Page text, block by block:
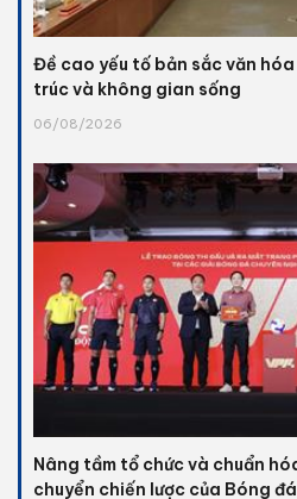
Đề cao yếu tố bản sắc văn
trúc và không gian sống
06/08/2026
Nâng tầm tổ chức và chuẩn
chuyển chiến lược của Bóng